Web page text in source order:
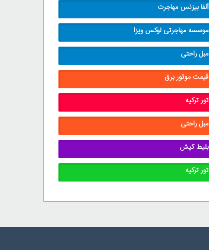
آلفا بیزنس مهاجرت
موسسه مهاجرتی لوکس ویزا
مبل راحتی
قیمت موتور برق
تور ترکیه
مبل راحتی
بلیط کیش
تور ترکیه